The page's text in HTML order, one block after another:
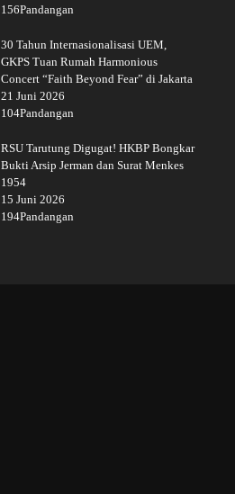
156Pandangan
30 Tahun Internasionalisasi UEM,
GKPS Tuan Rumah Harmonious
Concert “Faith Beyond Fear” di Jakarta
21 Juni 2026
104Pandangan
RSU Tarutung Digugat! HKBP Bongkar
Bukti Arsip Jerman dan Surat Menkes
1954
15 Juni 2026
194Pandangan